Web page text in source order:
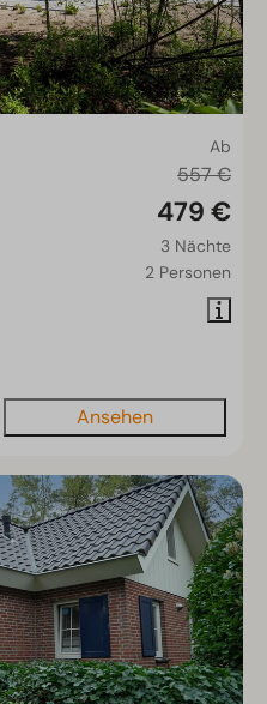
Ab
557 €
479 €
3 Nächte
2 Personen
Ansehen